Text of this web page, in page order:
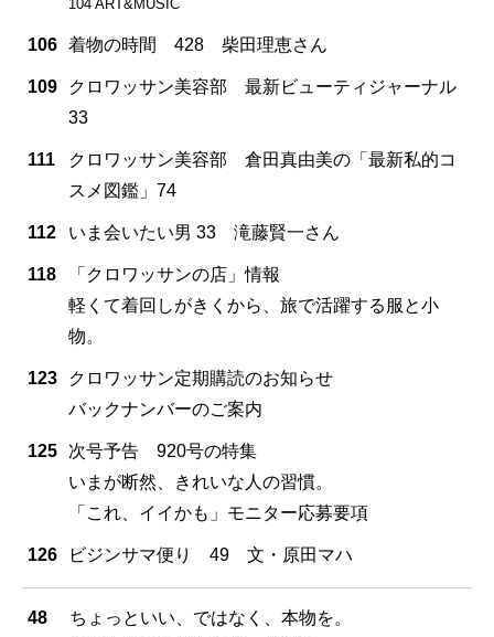
104 ART&MUSIC
106 着物の時間 428 柴田理恵さん
109
クロワッサン美容部 最新ビューティジャーナル
33
111
クロワッサン美容部 倉田真由美の「最新私的コ
スメ図鑑」74
112 いま会いたい男 33 滝藤賢一さん
118
「クロワッサンの店」情報
軽くて着回しがきくから、旅で活躍する服と小
物。
123
クロワッサン定期購読のお知らせ
バックナンバーのご案内
125
次号予告 920号の特集
いまが断然、きれいな人の習慣。
「これ、イイかも」モニター応募要項
126 ビジンサマ便り 49 文・原田マハ
48
ちょっといい、ではなく、本物を。